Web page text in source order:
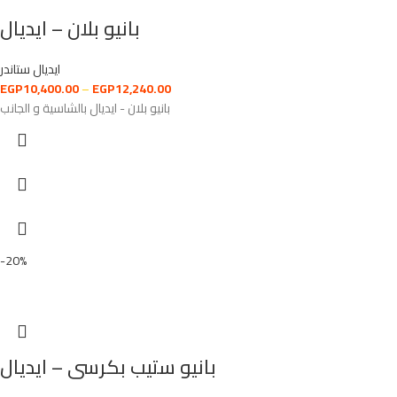
بانيو بلان – ايديال
ايديال ستاندر
EGP10,400.00–EGP12,240.00
بانيو بلان - ايديال بالشاسية و الجانب
-20%
بانيو ستيب بكرسى – ايديال